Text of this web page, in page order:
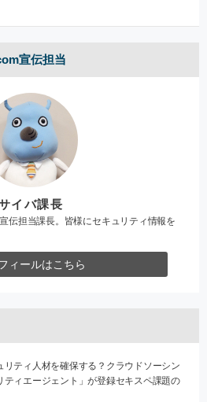
宣伝担当
イバ課長
伝担当課長。皆様にセキュリティ情報を
ィールはこちら
リティ人材を確保する？クラウドソーシン
ティエージェント」が登録セキスペ課題の